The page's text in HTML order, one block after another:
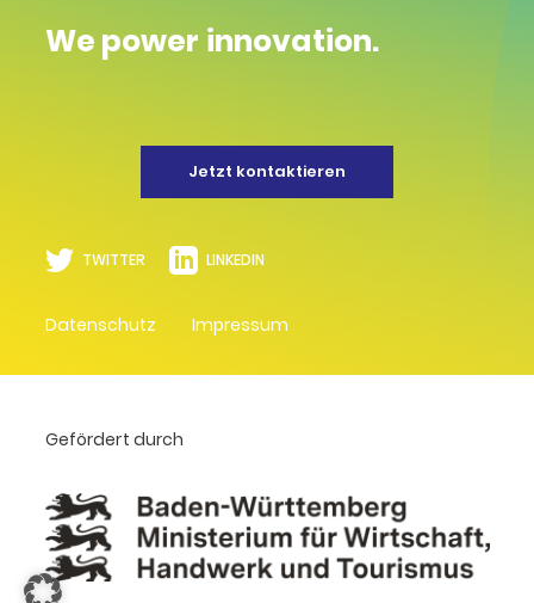
We power innovation.
Jetzt kontaktieren
TWITTER LINKEDIN
Datenschutz Impressum
Gefördert durch